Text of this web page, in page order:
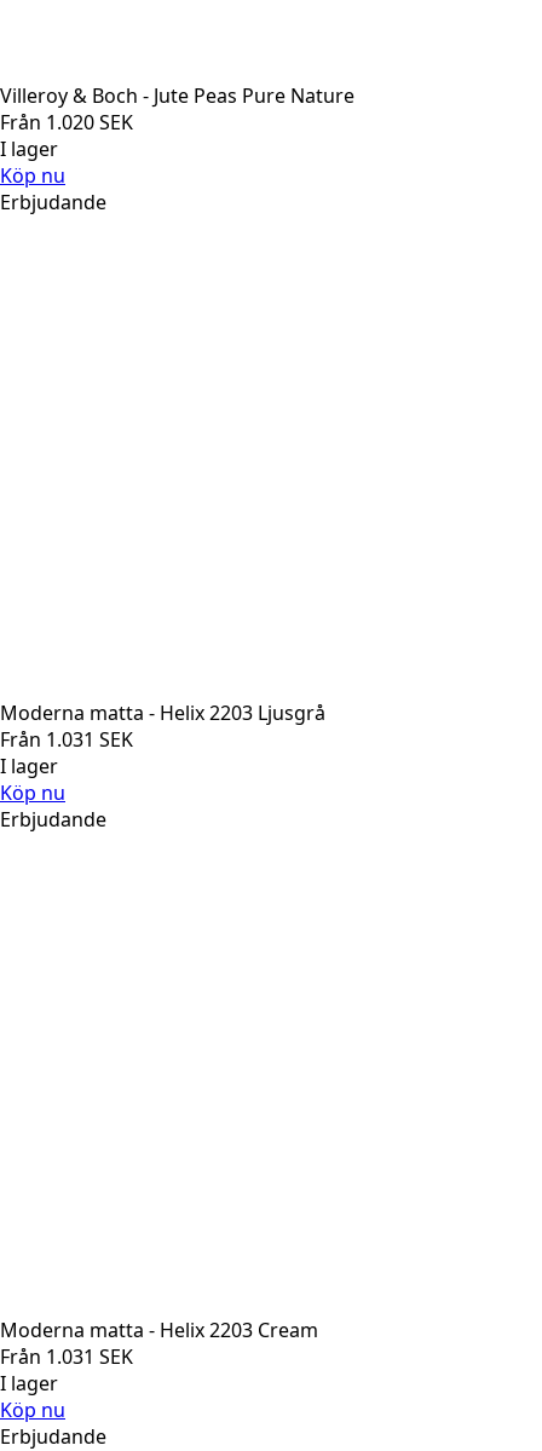
Villeroy & Boch - Jute Peas Pure Nature
Från 1.020SEK
I lager
Köp nu
Erbjudande
Moderna matta - Helix 2203 Ljusgrå
Från 1.031 SEK
I lager
Köp nu
Erbjudande
Moderna matta - Helix 2203 Cream
Från 1.031 SEK
I lager
Köp nu
Erbjudande